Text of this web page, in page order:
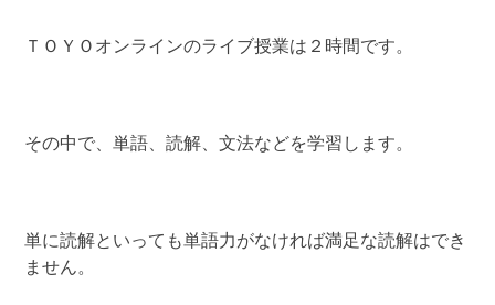
ＴＯＹＯオンラインのライブ授業は２時間です。
その中で、単語、読解、文法などを学習します。
単に読解といっても単語力がなければ満足な読解はでき
ません。